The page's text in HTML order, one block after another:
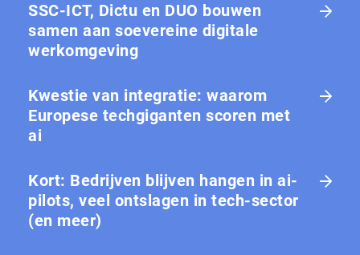
SSC-ICT, Dictu en DUO bouwen
samen aan soevereine digitale
werkomgeving
Kwestie van integratie: waarom
Europese tech­gi­gan­ten scoren met
ai
Kort: Bedrijven blijven hangen in ai-
pilots, veel ontslagen in tech-sector
(en meer)